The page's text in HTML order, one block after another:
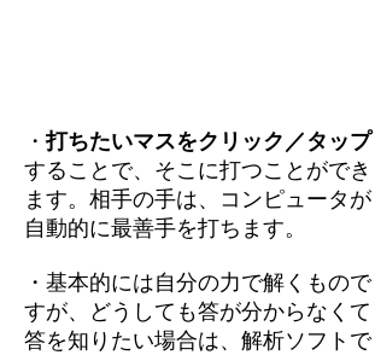
・打ちたいマスをクリック／タップ
することで、そこに打つことができ
ます。相手の手は、コンピュータが
自動的に最善手を打ちます。
・基本的には自分の力で解くもので
すが、どうしても答が分からなくて
答を知りたい場合は、解析ソフトで